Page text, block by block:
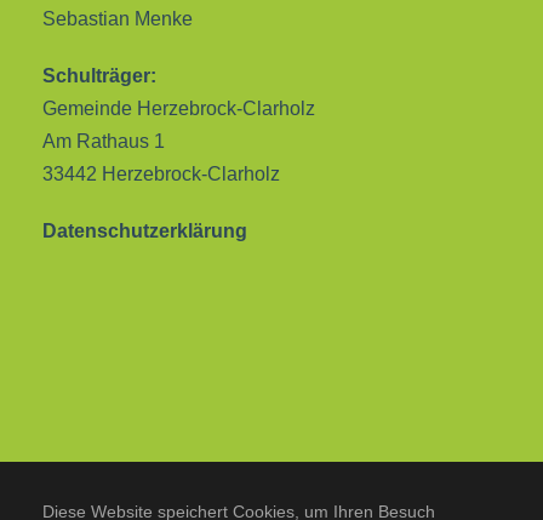
Sebastian Menke
Schulträger:
Gemeinde Herzebrock-Clarholz
Am Rathaus 1
33442 Herzebrock-Clarholz
Datenschutzerklärung
Diese Website speichert Cookies, um Ihren Besuch